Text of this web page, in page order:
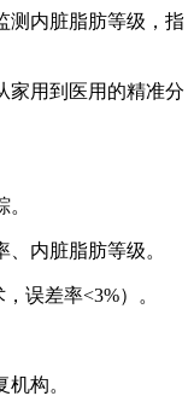
测内脏脂肪等级，指
家用到医用的精准分
内脏脂肪等级。
误差率<3%）。
构。